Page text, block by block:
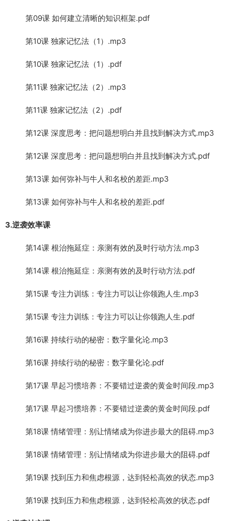
第09课 如何建立清晰的知识框架.pdf
第10课 独家记忆法（1）.mp3
第10课 独家记忆法（1）.pdf
第11课 独家记忆法（2）.mp3
第11课 独家记忆法（2）.pdf
第12课 深度思考：把问题想明白并且找到解决方式.mp3
第12课 深度思考：把问题想明白并且找到解决方式.pdf
第13课 如何弥补与牛人和名校的差距.mp3
第13课 如何弥补与牛人和名校的差距.pdf
3.逆袭效率课
第14课 根治拖延症：亲测有效的及时行动方法.mp3
第14课 根治拖延症：亲测有效的及时行动方法.pdf
第15课 专注力训练：专注力可以让你领跑人生.mp3
第15课 专注力训练：专注力可以让你领跑人生.pdf
第16课 持续行动的秘密：数字量化论.mp3
第16课 持续行动的秘密：数字量化论.pdf
第17课 早起习惯培养：不要错过逆袭的黄金时间段.mp3
第17课 早起习惯培养：不要错过逆袭的黄金时间段.pdf
第18课 情绪管理：别让情绪成为你进步最大的阻碍.mp3
第18课 情绪管理：别让情绪成为你进步最大的阻碍.pdf
第19课 找到压力和焦虑根源，达到轻松高效的状态.mp3
第19课 找到压力和焦虑根源，达到轻松高效的状态.pdf